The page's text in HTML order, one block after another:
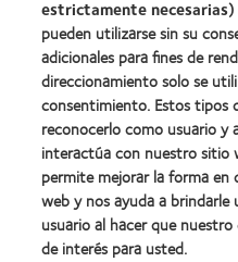
Nuestros productos
Encuentra tu lente
Tecnología de lentes de
Lentes de contacto y
estrictamente necesarias)
pueden utilizarse sin su
adicionales para fines de
direccionamiento solo se
consentimiento. Estos tipos
reconocerlo como usuario y
interactúa con nuestro sitio
permite mejorar la forma
web y nos ayuda a brindarle
usuario al hacer que
de interés para usted.